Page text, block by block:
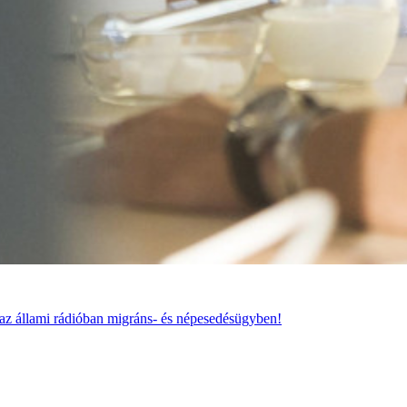
állami rádióban migráns- és népesedésügyben!